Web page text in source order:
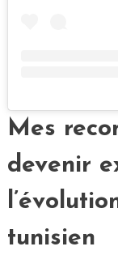
Mes
devenir
tunisien